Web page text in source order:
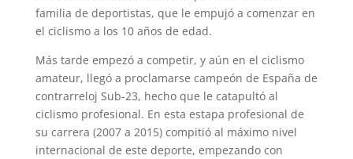
familia de deportistas, que le empujó a comenzar en
el ciclismo a los 10 años de edad.
Más tarde empezó a competir, y aún en el ciclismo
amateur, llegó a proclamarse campeón de España de
contrarreloj Sub-23, hecho que le catapultó al
ciclismo profesional. En esta estapa profesional de
su carrera (2007 a 2015) compitió al máximo nivel
internacional de este deporte, empezando con